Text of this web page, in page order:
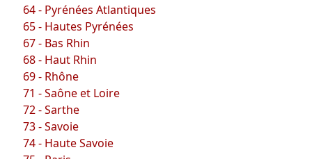
64 - Pyrénées Atlantiques
65 - Hautes Pyrénées
67 - Bas Rhin
68 - Haut Rhin
69 - Rhône
71 - Saône et Loire
72 - Sarthe
73 - Savoie
74 - Haute Savoie